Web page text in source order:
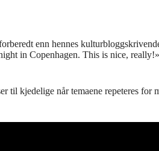
enn hennes
in Copenhagen. This is nice,
kjedelige når temaene repeteres